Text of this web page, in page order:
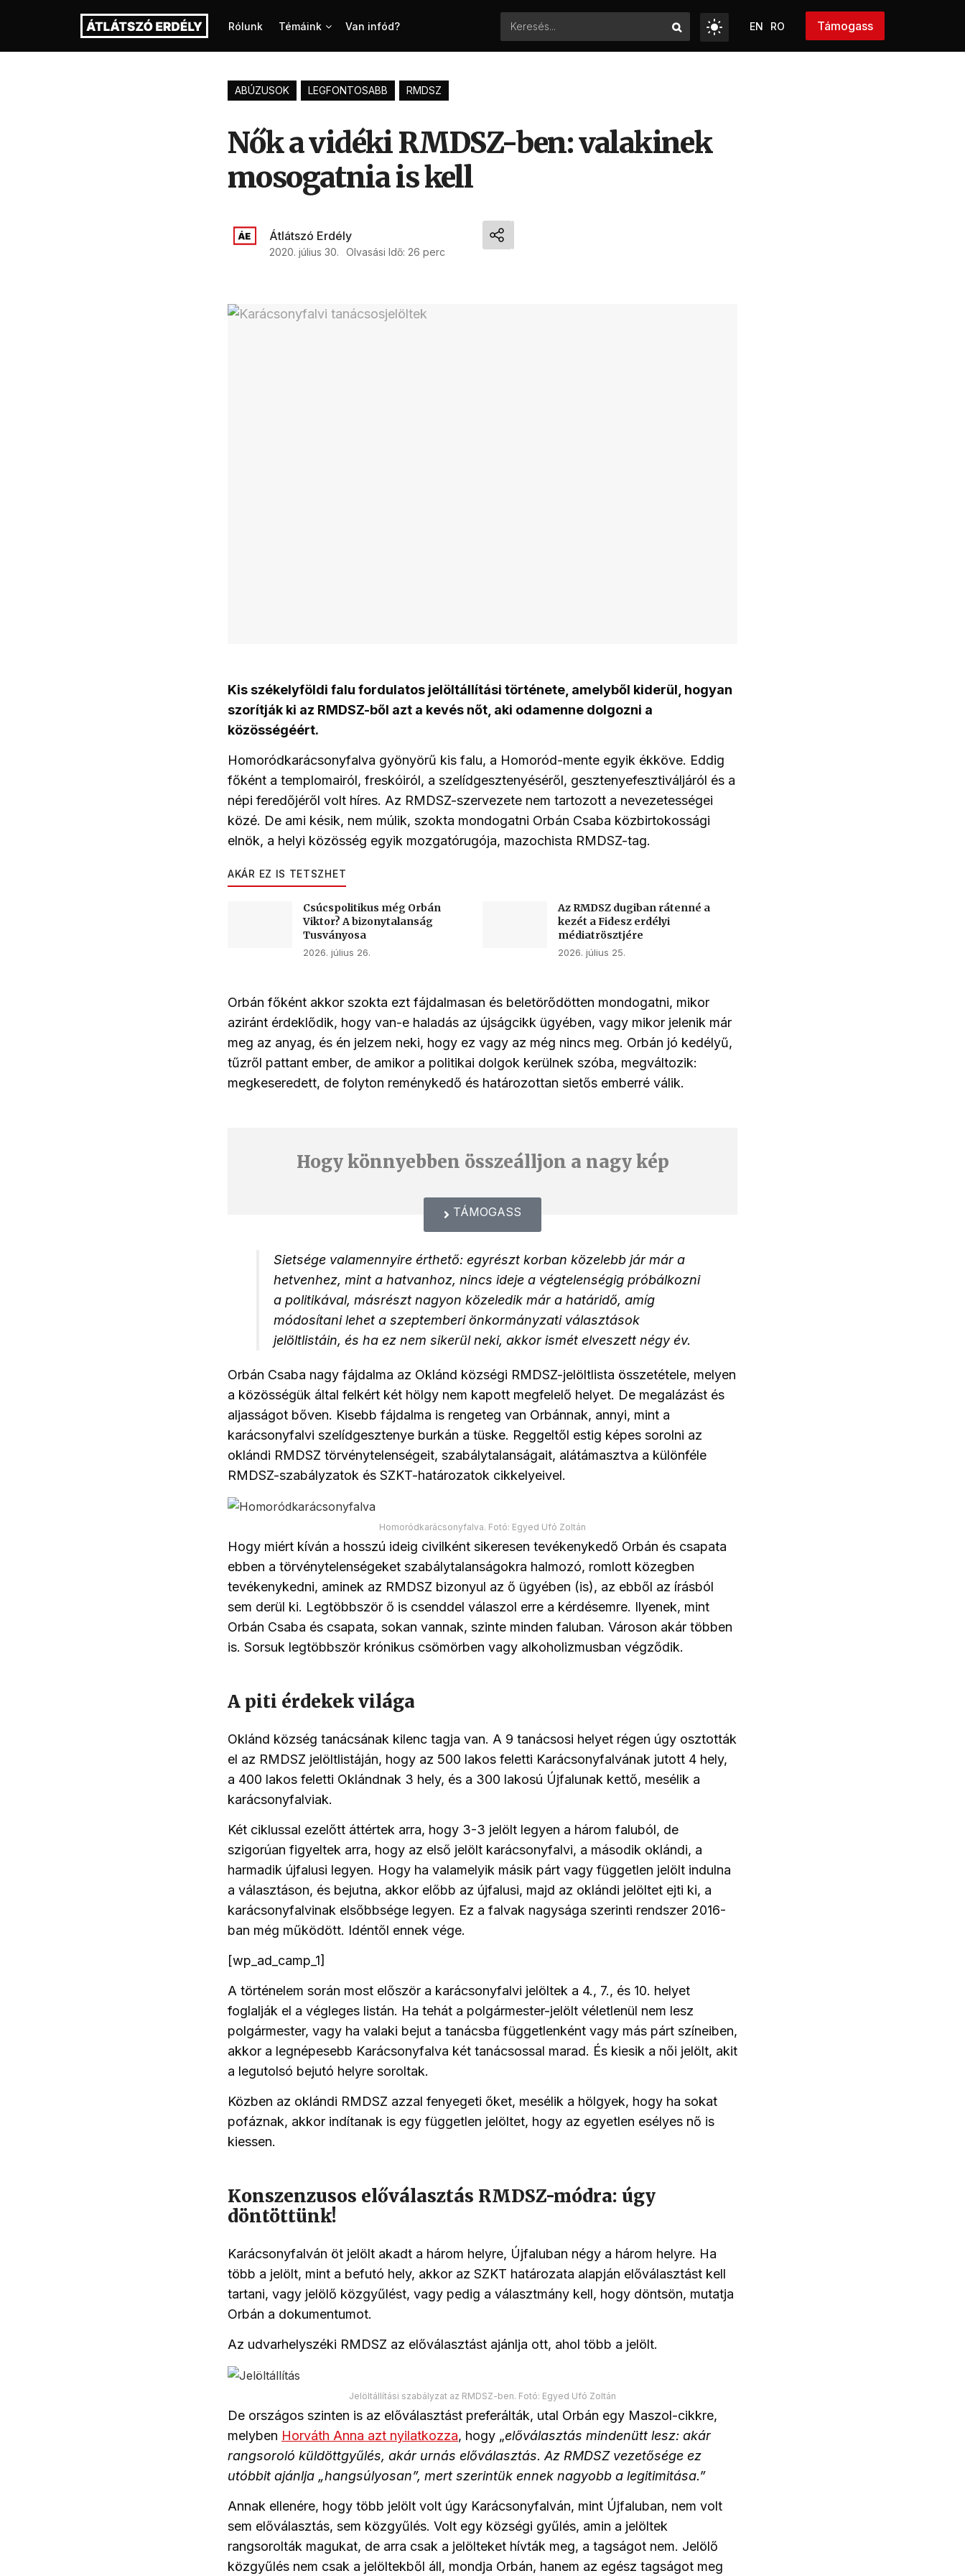
Rólunk Témáink Van infód? EN RO Támogass
ABÚZUSOK LEGFONTOSABB RMDSZ
Nők a vidéki RMDSZ-ben: valakinek
mosogatnia is kell
Átlátszó Erdély
2020. július 30. Olvasási Idő: 26 perc
Kis székelyföldi falu fordulatos jelöltállítási története, amelyből kiderül, hogyan
szorítják ki az RMDSZ-ből azt a kevés nőt, aki odamenne dolgozni a
közösségéért.
Homoródkarácsonyfalva gyönyörű kis falu, a Homoród-mente egyik ékköve. Eddig
főként a templomairól, freskóiról, a szelídgesztenyéséről, gesztenyefesztiváljáról és a
népi feredőjéről volt híres. Az RMDSZ-szervezete nem tartozott a nevezetességei
közé. De ami késik, nem múlik, szokta mondogatni Orbán Csaba közbirtokossági
elnök, a helyi közösség egyik mozgatórugója, mazochista RMDSZ-tag.
AKÁR EZ IS TETSZHET
Csúcspolitikus még Orbán
Viktor? A bizonytalanság
Tusványosa
2026. július 26.
Az RMDSZ dugiban rátenné a
kezét a Fidesz erdélyi
médiatrösztjére
2026. július 25.
Orbán főként akkor szokta ezt fájdalmasan és beletörődötten mondogatni, mikor
aziránt érdeklődik, hogy van-e haladás az újságcikk ügyében, vagy mikor jelenik már
meg az anyag, és én jelzem neki, hogy ez vagy az még nincs meg. Orbán jó kedélyű,
tűzről pattant ember, de amikor a politikai dolgok kerülnek szóba, megváltozik:
megkeseredett, de folyton reménykedő és határozottan sietős emberré válik.
Hogy könnyebben összeálljon a nagy kép
TÁMOGASS
Sietsége valamennyire érthető: egyrészt korban közelebb jár már a
hetvenhez, mint a hatvanhoz, nincs ideje a végtelenségig próbálkozni
a politikával, másrészt nagyon közeledik már a határidő, amíg
módosítani lehet a szeptemberi önkormányzati választások
jelöltlistáin, és ha ez nem sikerül neki, akkor ismét elveszett négy év.
Orbán Csaba nagy fájdalma az Oklánd községi RMDSZ-jelöltlista összetétele, melyen
a közösségük által felkért két hölgy nem kapott megfelelő helyet. De megalázást és
aljasságot bőven. Kisebb fájdalma is rengeteg van Orbánnak, annyi, mint a
karácsonyfalvi szelídgesztenye burkán a tüske. Reggeltől estig képes sorolni az
oklándi RMDSZ törvénytelenségeit, szabálytalanságait, alátámasztva a különféle
RMDSZ-szabályzatok és SZKT-határozatok cikkelyeivel.
Homoródkarácsonyfalva. Fotó: Egyed Ufó Zoltán
Hogy miért kíván a hosszú ideig civilként sikeresen tevékenykedő Orbán és csapata
ebben a törvénytelenségeket szabálytalanságokra halmozó, romlott közegben
tevékenykedni, aminek az RMDSZ bizonyul az ő ügyében (is), az ebből az írásból
sem derül ki. Legtöbbször ő is csenddel válaszol erre a kérdésemre. Ilyenek, mint
Orbán Csaba és csapata, sokan vannak, szinte minden faluban. Városon akár többen
is. Sorsuk legtöbbször krónikus csömörben vagy alkoholizmusban végződik.
A piti érdekek világa
Oklánd község tanácsának kilenc tagja van. A 9 tanácsosi helyet régen úgy osztották
el az RMDSZ jelöltlistáján, hogy az 500 lakos feletti Karácsonyfalvának jutott 4 hely,
a 400 lakos feletti Oklándnak 3 hely, és a 300 lakosú Újfalunak kettő, mesélik a
karácsonyfalviak.
Két ciklussal ezelőtt áttértek arra, hogy 3-3 jelölt legyen a három faluból, de
szigorúan figyeltek arra, hogy az első jelölt karácsonyfalvi, a második oklándi, a
harmadik újfalusi legyen. Hogy ha valamelyik másik párt vagy független jelölt indulna
a választáson, és bejutna, akkor előbb az újfalusi, majd az oklándi jelöltet ejti ki, a
karácsonyfalvinak elsőbbsége legyen. Ez a falvak nagysága szerinti rendszer 2016-
ban még működött. Idéntől ennek vége.
[wp_ad_camp_1]
A történelem során most először a karácsonyfalvi jelöltek a 4., 7., és 10. helyet
foglalják el a végleges listán. Ha tehát a polgármester-jelölt véletlenül nem lesz
polgármester, vagy ha valaki bejut a tanácsba függetlenként vagy más párt színeiben,
akkor a legnépesebb Karácsonyfalva két tanácsossal marad. És kiesik a női jelölt, akit
a legutolsó bejutó helyre soroltak.
Közben az oklándi RMDSZ azzal fenyegeti őket, mesélik a hölgyek, hogy ha sokat
pofáznak, akkor indítanak is egy független jelöltet, hogy az egyetlen esélyes nő is
kiessen.
Konszenzusos előválasztás RMDSZ-módra: úgy
döntöttünk!
Karácsonyfalván öt jelölt akadt a három helyre, Újfaluban négy a három helyre. Ha
több a jelölt, mint a befutó hely, akkor az SZKT határozata alapján előválasztást kell
tartani, vagy jelölő közgyűlést, vagy pedig a választmány kell, hogy döntsön, mutatja
Orbán a dokumentumot.
Az udvarhelyszéki RMDSZ az előválasztást ajánlja ott, ahol több a jelölt.
Jelöltállítási szabályzat az RMDSZ-ben. Fotó: Egyed Ufó Zoltán
De országos szinten is az előválasztást preferálták, utal Orbán egy Maszol-cikkre,
melyben Horváth Anna azt nyilatkozza, hogy „előválasztás mindenütt lesz: akár
rangsoroló küldöttgyűlés, akár urnás előválasztás. Az RMDSZ vezetősége ez
utóbbit ajánlja „hangsúlyosan”, mert szerintük ennek nagyobb a legitimitása.”
Annak ellenére, hogy több jelölt volt úgy Karácsonyfalván, mint Újfaluban, nem volt
sem előválasztás, sem közgyűlés. Volt egy községi gyűlés, amin a jelöltek
rangsorolták magukat, de arra csak a jelölteket hívták meg, a tagságot nem. Jelölő
közgyűlés nem csak a jelöltekből áll, mondja Orbán, hanem az egész tagságot meg